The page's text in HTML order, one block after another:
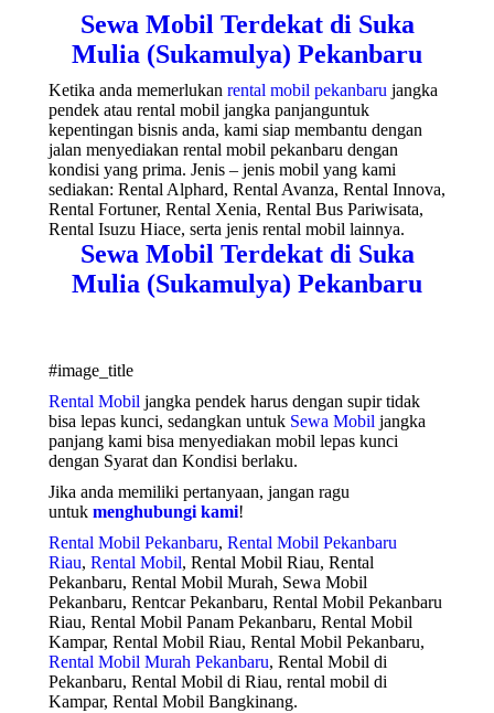
Sewa Mobil Terdekat di Suka
Mulia (Sukamulya) Pekanbaru
Ketika anda memerlukan rental mobil pekanbaru jangka
pendek atau rental mobil jangka panjanguntuk
kepentingan bisnis anda, kami siap membantu dengan
jalan menyediakan rental mobil pekanbaru dengan
kondisi yang prima. Jenis – jenis mobil yang kami
sediakan: Rental Alphard, Rental Avanza, Rental Innova,
Rental Fortuner, Rental Xenia, Rental Bus Pariwisata,
Rental Isuzu Hiace, serta jenis rental mobil lainnya.
Sewa Mobil Terdekat di Suka
Mulia (Sukamulya) Pekanbaru
#image_title
Rental Mobil jangka pendek harus dengan supir tidak
bisa lepas kunci, sedangkan untuk Sewa Mobil jangka
panjang kami bisa menyediakan mobil lepas kunci
dengan Syarat dan Kondisi berlaku.
Jika anda memiliki pertanyaan, jangan ragu
untuk menghubungi kami!
Rental Mobil Pekanbaru, Rental Mobil Pekanbaru
Riau, Rental Mobil, Rental Mobil Riau, Rental
Pekanbaru, Rental Mobil Murah, Sewa Mobil
Pekanbaru, Rentcar Pekanbaru, Rental Mobil Pekanbaru
Riau, Rental Mobil Panam Pekanbaru, Rental Mobil
Kampar, Rental Mobil Riau, Rental Mobil Pekanbaru,
Rental Mobil Murah Pekanbaru, Rental Mobil di
Pekanbaru, Rental Mobil di Riau, rental mobil di
Kampar, Rental Mobil Bangkinang.